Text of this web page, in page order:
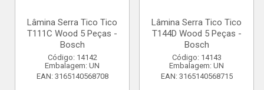
Lâmina Serra Tico Tico
T111C Wood 5 Peças -
Bosch
Código: 14142
Embalagem: UN
EAN: 3165140568708
Lâmina Serra Tico Tico
T144D Wood 5 Peças -
Bosch
Código: 14143
Embalagem: UN
EAN: 3165140568715